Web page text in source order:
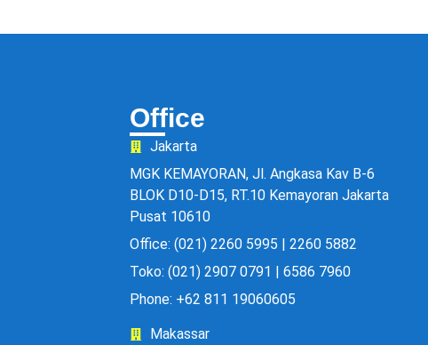
Office
Jakarta
MGK KEMAYORAN, Jl. Angkasa Kav B-6
BLOK D10-D15, RT.10 Kemayoran Jakarta
Pusat 10610
Office: (021) 2260 5995 | 2260 5882
Toko: (021) 2907 0791 | 6586 7960
Phone: +62 811 19060605
Makassar